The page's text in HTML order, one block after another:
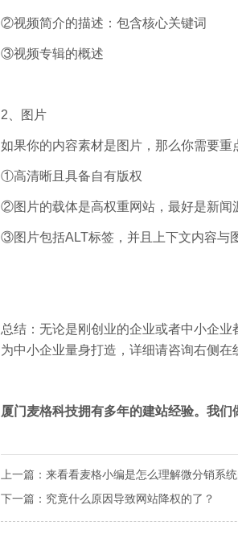
②视频简介的描述：包含核心关键词
③视频专辑的概述
2、图片
如果你的内容素材是图片，那么你需要
①高清晰且具备自有版权
②图片的载体是高权重网站，最好是新闻
③图片包括ALT标签，并且上下文内容与
总结：无论是刚创业的企业或者中小企业
为中小企业量身打造，详细请咨询右侧
厦门麦格科技拥有多年的建站经验。我
上一篇： 来看看麦格小编是怎么理解微分销系统
下一篇： 究竟什么原因导致网站降权的了？